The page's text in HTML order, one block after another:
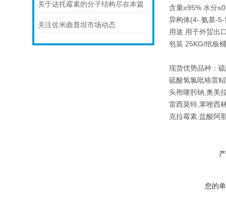
关于达托霉素的分子结构尽在本篇
关注佐米曲普坦市场动态
含量≥95% 水分
异构体(4- 氨基-
用途 用于外贸出
包装 25KG/纸板
现货优势品种：
硫酸氢氯吡格雷Ⅱ
头孢噻肟钠,奥美
雷西莫特,苯唑西
克拉霉素,盐酸阿
您的